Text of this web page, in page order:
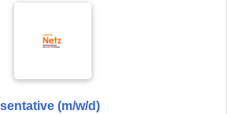
(m/w/d)